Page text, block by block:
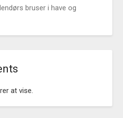
bruser i have og
at vise.